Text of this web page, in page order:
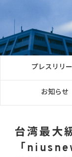
プレスリリ
お知らせ
台湾最大
「